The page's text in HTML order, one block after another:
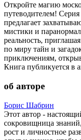
Откройте магию
путеводителем!
предлагает
мистики и
реальность,
по миру тайн и
приключениям,
Книга публикуется в
об авторе
Борис Шабрин
Этот автор -
сокровищница
рост и личностное